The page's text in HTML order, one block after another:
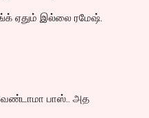
ஏதும் இல்லை ரமேஷ்.
பாஸ்.. அத